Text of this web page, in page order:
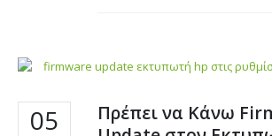
05
Πρέπει να Κάνω